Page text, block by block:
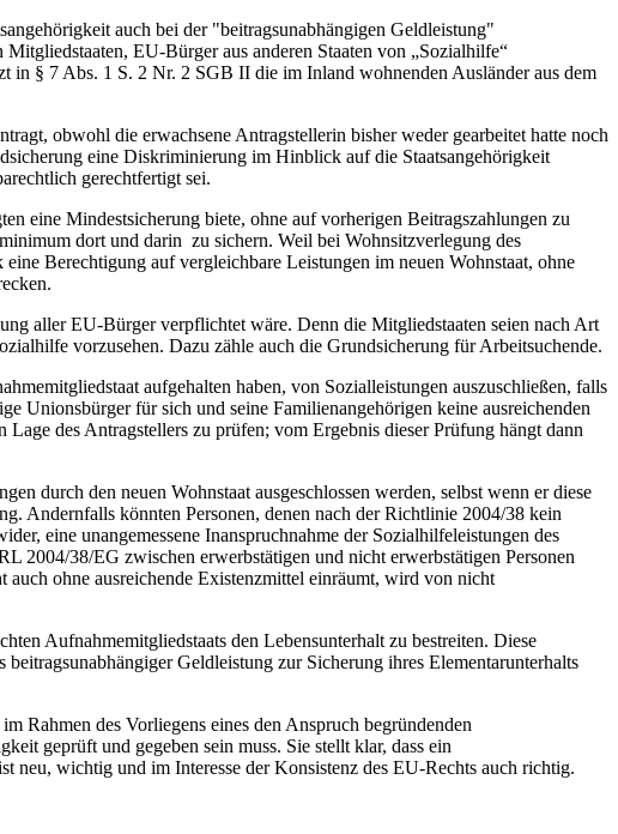
auch bei der "beitragsunabhängigen Geldleistung"
EU-Bürger aus anderen Staaten von „Sozialhilfe“
in § 7 Abs. 1 S. 2 Nr. 2 SGB II die im Inland wohnenden Ausländer aus dem
obwohl die erwachsene Antragstellerin bisher weder gearbeitet hatte noch
eine Diskriminierung im Hinblick auf die Staatsangehörigkeit
gerechtfertigt sei.
eine Mindestsicherung biete, ohne auf vorherigen Beitragszahlungen zu
dort und darin zu sichern. Weil bei Wohnsitzverlegung des
Berechtigung auf vergleichbare Leistungen im neuen Wohnstaat, ohne
aller EU-Bürger verpflichtet wäre. Denn die Mitgliedstaaten seien nach Art
vorzusehen. Dazu zähle auch die Grundsicherung für Arbeitsuchende.
aufgehalten haben, von Sozialleistungen auszuschließen, falls
Unionsbürger für sich und seine Familienangehörigen keine ausreichenden
des Antragstellers zu prüfen; vom Ergebnis dieser Prüfung hängt dann
durch den neuen Wohnstaat ausgeschlossen werden, selbst wenn er diese
Andernfalls könnten Personen, denen nach der Richtlinie 2004/38 kein
eine unangemessene Inanspruchnahme der Sozialhilfeleistungen des
2004/38/EG zwischen erwerbstätigen und nicht erwerbstätigen Personen
auch ohne ausreichende Existenzmittel einräumt, wird von nicht
Aufnahmemitgliedstaats den Lebensunterhalt zu bestreiten. Diese
Geldleistung zur Sicherung ihres Elementarunterhalts
Rahmen des Vorliegens eines den Anspruch begründenden
geprüft und gegeben sein muss. Sie stellt klar, dass ein
neu, wichtig und im Interesse der Konsistenz des EU-Rechts auch richtig.